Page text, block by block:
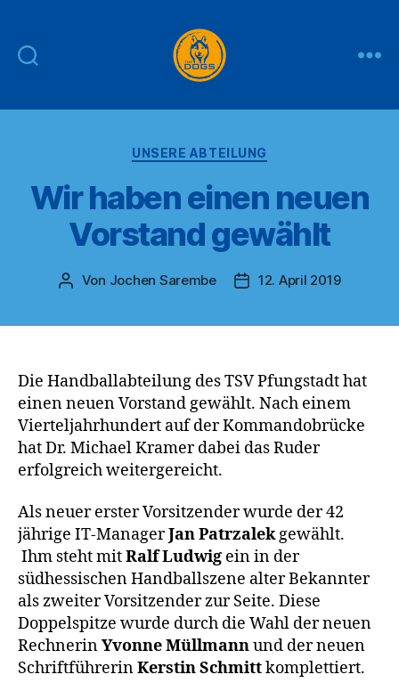
DOGS
Kategorien
UNSERE ABTEILUNG
Wir haben einen neuen
Vorstand gewählt
Beitragsautor
Von Jochen Sarembe Veröffentlichungsdatum
12. April 2019
Die Handballabteilung des TSV Pfungstadt hat
einen neuen Vorstand gewählt. Nach einem
Vierteljahrhundert auf der Kommandobrücke
hat Dr. Michael Kramer dabei das Ruder
erfolgreich weitergereicht.
Als neuer erster Vorsitzender wurde der 42
jährige IT-ManagerJan Patrzalekgewählt.
Ihm steht mitRalf Ludwig ein in der
südhessischen Handballszene alter Bekannter
als zweiter Vorsitzender zur Seite. Diese
Doppelspitze wurde durch die Wahl der neuen
RechnerinYvonne Müllmannund der neuen
SchriftführerinKerstin Schmittkomplettiert.